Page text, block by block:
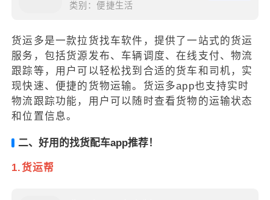
类别：便捷生活
货运多是一款拉货找车软件，提供了一站式的货运
服务，包括货源发布、车辆调度、在线支付、物流
跟踪等，用户可以轻松找到合适的货车和司机，实
现快速、便捷的货物运输。货运多app也支持实时
物流跟踪功能，用户可以随时查看货物的运输状态
和位置信息。
二、好用的找货配车app推荐！
1.货运帮